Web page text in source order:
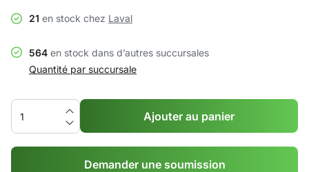
21 en stock chez Laval
564 en stock dans d’autres succursales
Quantité par succursale
Ajouter au panier
Demander une soumission